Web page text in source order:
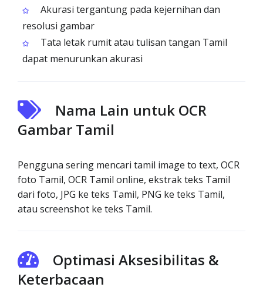
Akurasi tergantung pada kejernihan dan
resolusi gambar
Tata letak rumit atau tulisan tangan Tamil
dapat menurunkan akurasi
Nama Lain untuk OCR
Gambar Tamil
Pengguna sering mencari tamil image to text, OCR
foto Tamil, OCR Tamil online, ekstrak teks Tamil
dari foto, JPG ke teks Tamil, PNG ke teks Tamil,
atau screenshot ke teks Tamil.
Optimasi Aksesibilitas &
Keterbacaan